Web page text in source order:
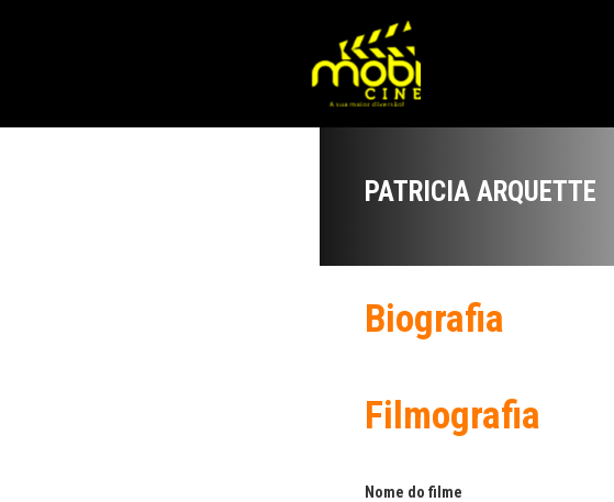
PATRICIA ARQUETTE
Biografia
Filmografia
Nome do filme